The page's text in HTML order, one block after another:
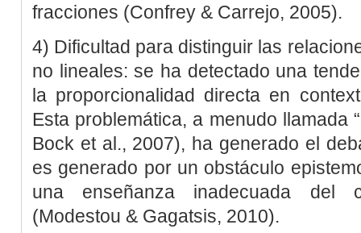
fracciones (Confrey & Carrejo, 2005).
4) Dificultad para distinguir las
no lineales: se ha detectado una
la proporcionalidad directa en
Esta problemática, a menudo llamada
Bock et al., 2007), ha generado el
es generado por un obstáculo
una enseñanza inadecuada del
(Modestou & Gagatsis, 2010).